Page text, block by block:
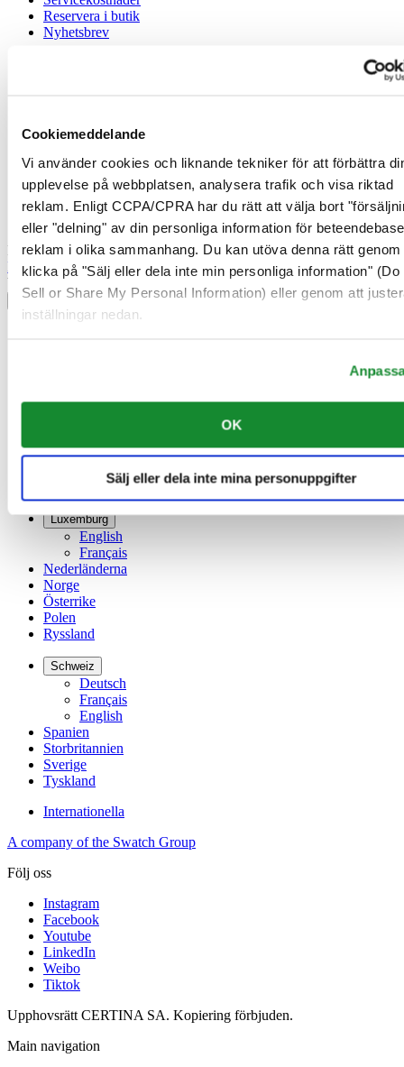
Cookiemeddelande
Vi använder cookies och liknande tekniker för att förbättra
upplevelse på webbplatsen, analysera trafik och visa riktad
reklam. Enligt CCPA/CPRA har du rätt att välja bort
eller "delning" av din personliga information för
reklam i olika sammanhang. Du kan utöva denna rätt genom
klicka på "Sälj eller dela inte min personliga information" (Do
Sell or Share My Personal Information) eller genom att
inställningar nedan.
OK
Sälj eller dela inte mina personuppgifter
Reservera i butik
Nyhetsbrev
Cookiemeddelande
Försäljningsvillkor
Gå med i Certina Klubben
Registrera dig för att få exklusiv information
Bli medlem
Välj land/region
Språkväljare
Finland
Kina
简体中文
Luxemburg
English
Français
Nederländerna
Norge
Österrike
Polen
Ryssland
Schweiz
Deutsch
Français
English
Spanien
Storbritannien
Sverige
Tyskland
Internationella
A company of the Swatch Group
Följ oss
Instagram
Facebook
Youtube
LinkedIn
Weibo
Tiktok
Upphovsrätt CERTINA SA. Kopiering förbjuden.
Main navigation